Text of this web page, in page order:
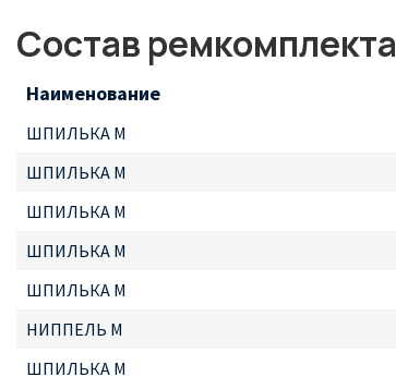
Состав ремкомплекта
Наименование
ШПИЛЬКА М
ШПИЛЬКА М
ШПИЛЬКА М
ШПИЛЬКА М
ШПИЛЬКА М
НИППЕЛЬ М
ШПИЛЬКА М